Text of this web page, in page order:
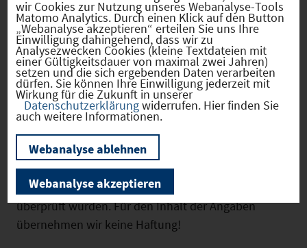
Weitere Objektmerkmale
Wir weisen ausdrücklich darauf hin, dass
vorstehende Informationen auf den Angaben des
Anbieters beruhen und von uns nicht auf
Plausibilität, Vollständigkeit und Richtigkeit
überprüft wurden. Für den Inhalt der Angaben
übernehmen wir keine Haftung!
wir Cookies zur Nutzung unseres Webanalyse-Tools
Matomo Analytics. Durch einen Klick auf den Button
„Webanalyse akzeptieren“ erteilen Sie uns Ihre
Einwilligung dahingehend, dass wir zu
Analysezwecken Cookies (kleine Textdateien mit
einer Gültigkeitsdauer von maximal zwei Jahren)
setzen und die sich ergebenden Daten verarbeiten
dürfen. Sie können Ihre Einwilligung jederzeit mit
Wirkung für die Zukunft in unserer
Datenschutzerklärungwiderrufen. Hier finden Sie
auch weitere Informationen.
Webanalyse ablehnen
Webanalyse akzeptieren